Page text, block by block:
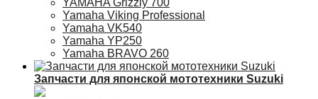
YAMAHA Grizzly 700
Yamaha Viking Professional
Yamaha VK540
Yamaha YP250
Yamaha BRAVO 260
Запчасти для японской мототехники Suzuki